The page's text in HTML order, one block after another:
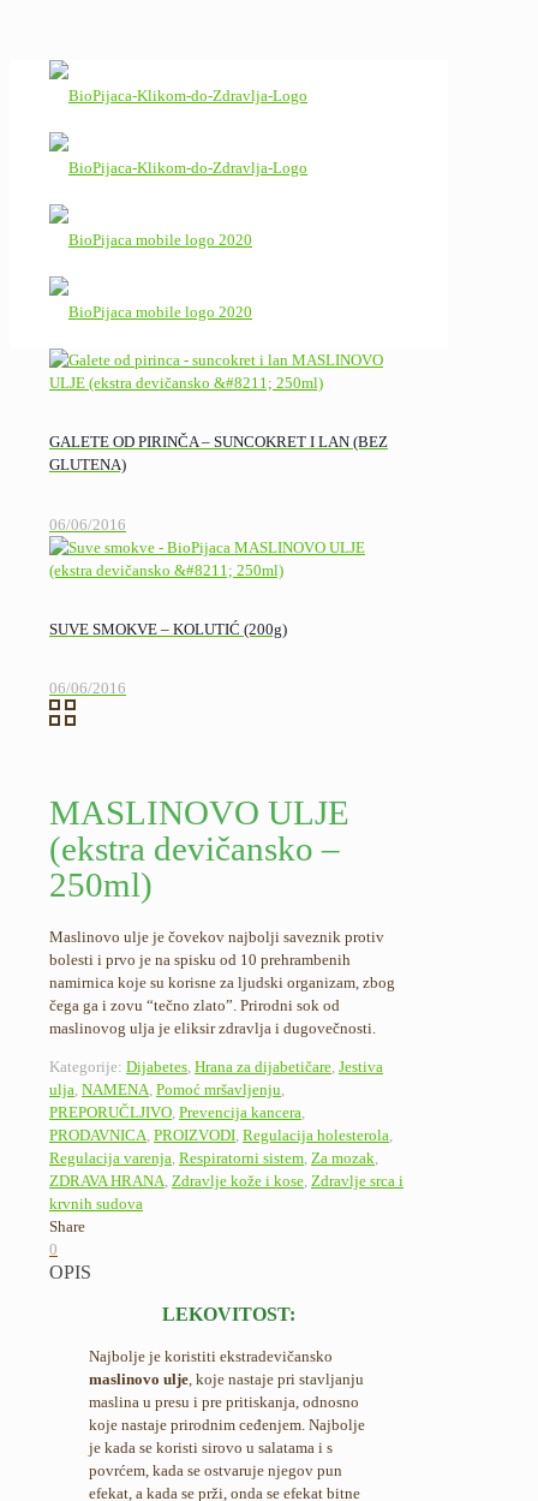
GALETE OD PIRINČA – SUNCOKRET I LAN (BEZ
GLUTENA)
06/06/2016
SUVE SMOKVE – KOLUTIĆ (200g)
06/06/2016
MASLINOVO ULJE
(ekstra devičansko –
250ml)
Maslinovo ulje je čovekov najbolji saveznik protiv
bolesti i prvo je na spisku od 10 prehrambenih
namirnica koje su korisne za ljudski organizam, zbog
čega ga i zovu “tečno zlato”. Prirodni sok od
maslinovog ulja je eliksir zdravlja i dugovečnosti.
Kategorije: Dijabetes Hrana za dijabetičare Jestiva
ulja NAMENA Pomoć mršavljenju
PREPORUČLJIVO Prevencija kancera
PRODAVNICA PROIZVODI Regulacija holesterola
Regulacija varenja Respiratorni sistem Za mozak
ZDRAVA HRANA Zdravlje kože i kose Zdravlje srca i
krvnih sudova
Share
0
OPIS
LEKOVITOST:
Najbolje je koristiti ekstradevičansko
maslinovo ulje , koje nastaje pri stavljanju
maslina u presu i pre pritiskanja, odnosno
koje nastaje prirodnim ceđenjem. Najbolje
je kada se koristi sirovo u salatama i s
povrćem, kada se ostvaruje njegov pun
efekat, a kada se prži, onda se efekat bitne